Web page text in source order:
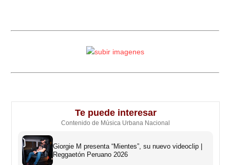
Te puede interesar
Contenido de Música Urbana Nacional
Giorgie M presenta “Mientes”, su nuevo videoclip |
Reggaetón Peruano 2026